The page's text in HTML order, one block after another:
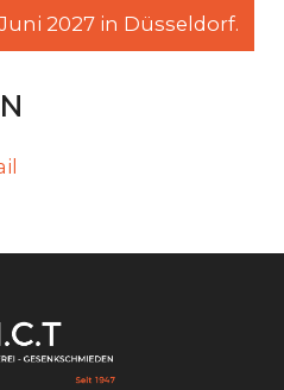
2027 in Düsseldorf.